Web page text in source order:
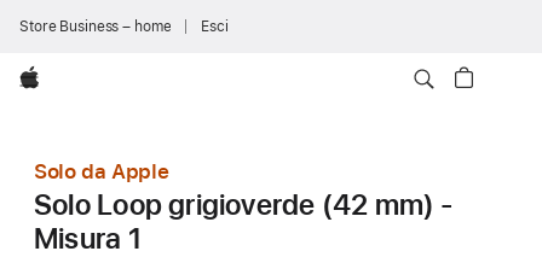
Store Business – home Esci
Apple
Solo da Apple
Solo Loop grigioverde (42 mm) -
Misura 1